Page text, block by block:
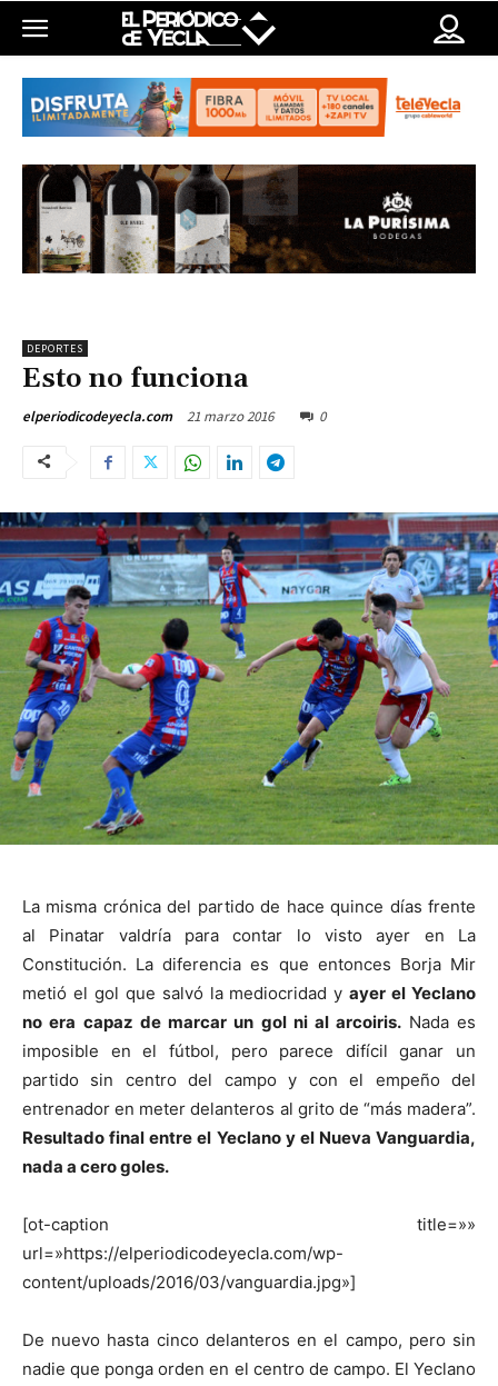
DEPORTES
Esto no funciona
elperiodicodeyecla.com 21 marzo 2016 0
La misma crónica del partido de hace quince días frente
al Pinatar valdría para contar lo visto ayer en La
Constitución. La diferencia es que entonces Borja Mir
metió el gol que salvó la mediocridad yayer el Yeclano
no era capaz de marcar un gol ni al arcoiris. Nada es
imposible en el fútbol, pero parece difícil ganar un
partido sin centro del campo y con el empeño del
entrenador en meter delanteros al grito de “más madera”.
Resultado final entre el Yeclano y el Nueva Vanguardia,
nada a cero goles.
[ot-caption title=»»
url=»https://elperiodicodeyecla.com/wp-
content/uploads/2016/03/vanguardia.jpg»]
De nuevo hasta cinco delanteros en el campo, pero sin
nadie que ponga orden en el centro de campo. El Yeclano